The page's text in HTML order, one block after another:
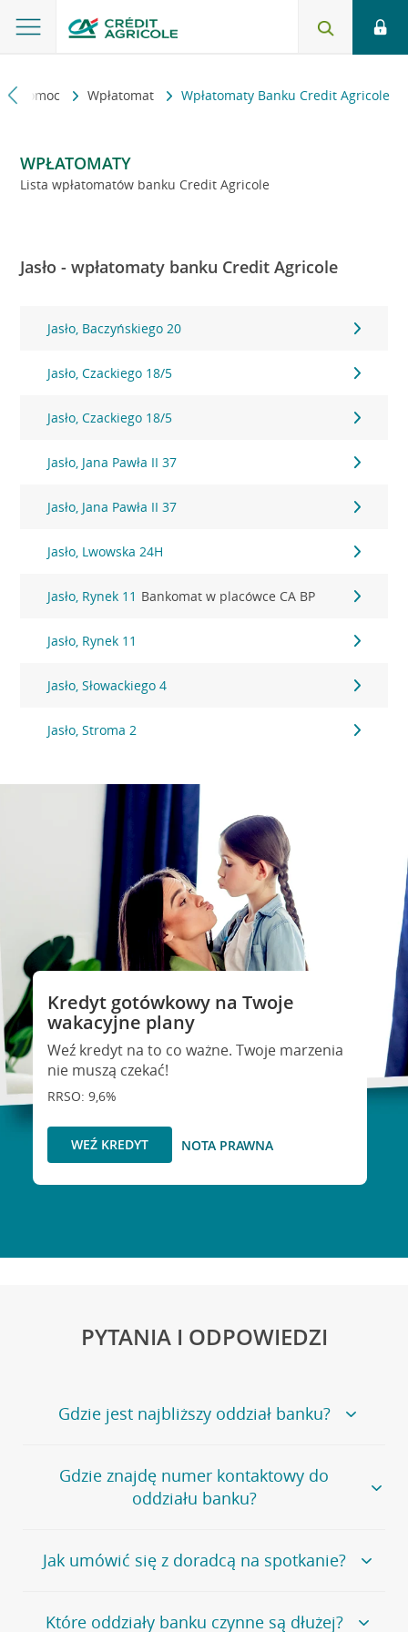
i pomoc Wpłatomat Wpłatomaty Banku Credit Agricole
WPŁATOMATY
Lista wpłatomatów banku Credit Agricole
Jasło - wpłatomaty banku Credit Agricole
Jasło, Baczyńskiego 20
Jasło, Czackiego 18/5
Jasło, Czackiego 18/5
Jasło, Jana Pawła II 37
Jasło, Jana Pawła II 37
Jasło, Lwowska 24H
Jasło, Rynek 11 Bankomat w placówce CA BP
Jasło, Rynek 11
Jasło, Słowackiego 4
Jasło, Stroma 2
Kredyt gotówkowy na Twoje
wakacyjne plany
Weź kredyt na to co ważne. Twoje marzenia
nie muszą czekać!
RRSO: 9,6%
WEŹ KREDYT NOTA PRAWNA
PYTANIA I ODPOWIEDZI
Gdzie jest najbliższy oddział banku?
Jeśli szukasz oddziału naszego banku, zapraszamy na
stronęPlacówki i bankomaty, na której znajduje się
wygodna wyszukiwarka.
oddziałów
Gdzie znajdę numer kontaktowy do
oddziału banku?
Bank Credit Agricole nie udostępnia ogólnego numeru
telefonu do placówki bankowej.
umówienia się z doradcą w placówce bankowej .
Jak umówić się z doradcą na spotkanie?
Jeśli jesteś już naszym
Które oddziały banku czynne są dłużej?